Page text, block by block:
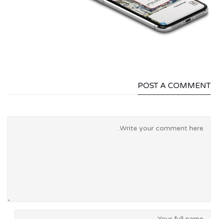
POST A COMMENT